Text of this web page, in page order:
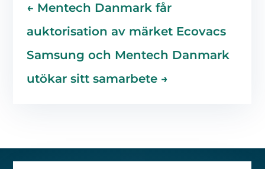
← Mentech Danmark får
auktorisation av märket Ecovacs
Samsung och Mentech Danmark
utökar sitt samarbete→